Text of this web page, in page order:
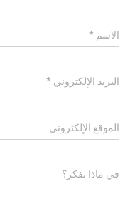
الاسم *
البريد الإلكتروني *
الموقع الإلكتروني
في ماذا تفكر؟